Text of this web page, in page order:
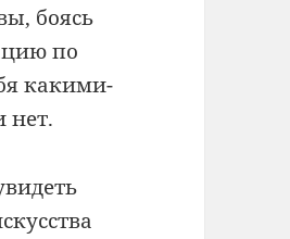
боясь
по
какими-
нет.